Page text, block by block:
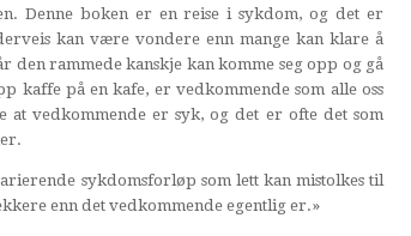
Denne boken er en reise i sykdom, og det er
kan være vondere enn mange kan klare å
den rammede kanskje kan komme seg opp og gå
kaffe på en kafe, er vedkommende som alle oss
at vedkommende er syk, og det er ofte det som
sykdomsforløp som lett kan mistolkes til
enn det vedkommende egentlig er.»